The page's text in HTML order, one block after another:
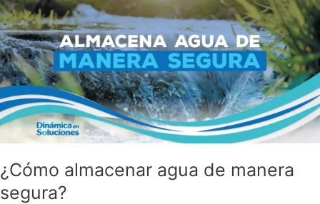
¿Cómo almacenar agua de manera
segura?
almacenar
agua
de
manera
segura?